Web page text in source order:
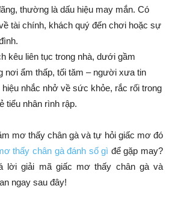
thường là dấu hiệu may mắn. Có
tài chính, khách quý đến chơi hoặc sự
kêu liên tục trong nhà, dưới gầm
nơi ẩm thấp, tối tăm – người xưa tin
hiệu nhắc nhở về sức khỏe, rắc rối trong
tiểu nhân rình rập.
mơ thấy chân gà và tự hỏi giấc mơ đó
thấy chân gà đánh số gì để gặp may?
lời giải mã giấc mơ thấy chân gà và
ngay sau đây!